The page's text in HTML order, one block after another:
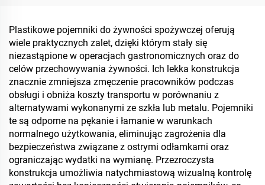
Plastikowe pojemniki do żywności spożywczej oferują
wiele praktycznych zalet, dzięki którym stały się
niezastąpione w operacjach gastronomicznych oraz do
celów przechowywania żywności. Ich lekka konstrukcja
znacznie zmniejsza zmęczenie pracowników podczas
obsługi i obniża koszty transportu w porównaniu z
alternatywami wykonanymi ze szkła lub metalu. Pojemniki
te są odporne na pękanie i łamanie w warunkach
normalnego użytkowania, eliminując zagrożenia dla
bezpieczeństwa związane z ostrymi odłamkami oraz
ograniczając wydatki na wymianę. Przezroczysta
konstrukcja umożliwia natychmiastową wizualną kontrolę